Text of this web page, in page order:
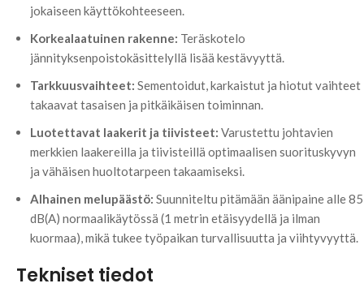
jokaiseen käyttökohteeseen.
Korkealaatuinen rakenne: Teräskotelo
jännityksenpoistokäsittelyllä lisää kestävyyttä.
Tarkkuusvaihteet: Sementoidut, karkaistut ja hiotut vaihteet
takaavat tasaisen ja pitkäikäisen toiminnan.
Luotettavat laakerit ja tiivisteet: Varustettu johtavien
merkkien laakereilla ja tiivisteillä optimaalisen suorituskyvyn
ja vähäisen huoltotarpeen takaamiseksi.
Alhainen melupäästö: Suunniteltu pitämään äänipaine alle 85
dB(A) normaalikäytössä (1 metrin etäisyydellä ja ilman
kuormaa), mikä tukee työpaikan turvallisuutta ja viihtyvyyttä.
Tekniset tiedot